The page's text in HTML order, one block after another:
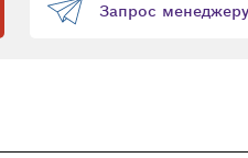
Запрос менеджеру